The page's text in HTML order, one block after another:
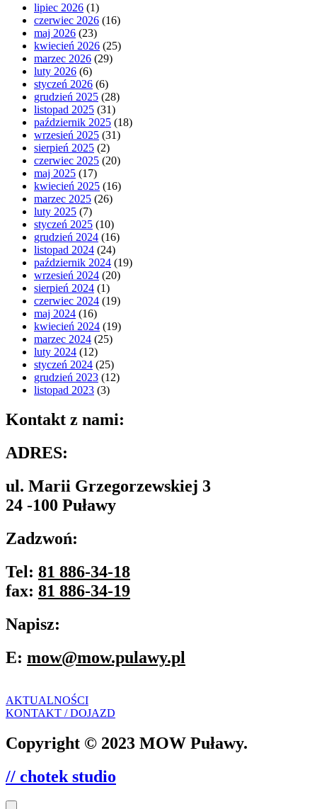
lipiec 2026 (1)
czerwiec 2026 (16)
maj 2026 (23)
kwiecień 2026 (25)
marzec 2026 (29)
luty 2026 (6)
styczeń 2026 (6)
grudzień 2025 (28)
listopad 2025 (31)
październik 2025 (18)
wrzesień 2025 (31)
sierpień 2025 (2)
czerwiec 2025 (20)
maj 2025 (17)
kwiecień 2025 (16)
marzec 2025 (26)
luty 2025 (7)
styczeń 2025 (10)
grudzień 2024 (16)
listopad 2024 (24)
październik 2024 (19)
wrzesień 2024 (20)
sierpień 2024 (1)
czerwiec 2024 (19)
maj 2024 (16)
kwiecień 2024 (19)
marzec 2024 (25)
luty 2024 (12)
styczeń 2024 (25)
grudzień 2023 (12)
listopad 2023 (3)
Kontakt z nami:
ADRES:
ul. Marii Grzegorzewskiej 3
24 -100 Puławy
Zadzwoń:
Tel: 81 886-34-18
fax: 81 886-34-19
Napisz:
E: mow@mow.pulawy.pl
AKTUALNOŚCI
KONTAKT / DOJAZD
Copyright © 2023 MOW Puławy.
// chotek studio